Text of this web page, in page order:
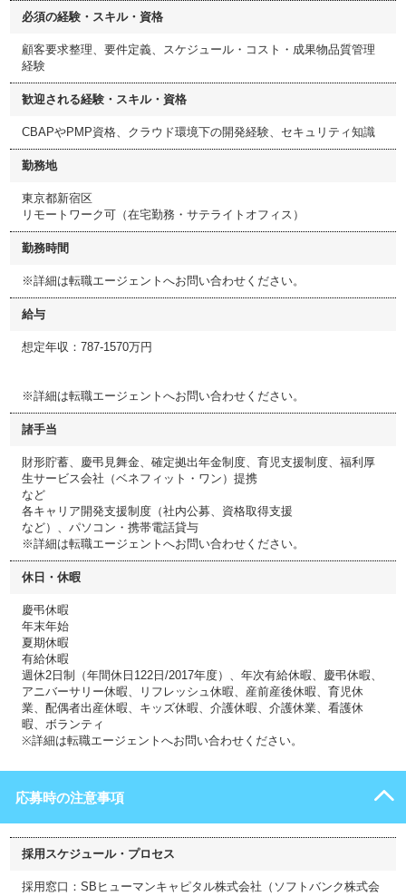
必須の経験・スキル・資格
顧客要求整理、要件定義、スケジュール・コスト・成果物品質管理
経験
歓迎される経験・スキル・資格
CBAPやPMP資格、クラウド環境下の開発経験、セキュリティ知識
勤務地
東京都新宿区
リモートワーク可（在宅勤務・サテライトオフィス）
勤務時間
※詳細は転職エージェントへお問い合わせください。
給与
想定年収：787-1570万円
※詳細は転職エージェントへお問い合わせください。
諸手当
財形貯蓄、慶弔見舞金、確定拠出年金制度、育児支援制度、福利厚
生サービス会社（ベネフィット・ワン）提携
など
各キャリア開発支援制度（社内公募、資格取得支援
など）、パソコン・携帯電話貸与
※詳細は転職エージェントへお問い合わせください。
休日・休暇
慶弔休暇
年末年始
夏期休暇
有給休暇
週休2日制（年間休日122日/2017年度）、年次有給休暇、慶弔休暇、
アニバーサリー休暇、リフレッシュ休暇、産前産後休暇、育児休
業、配偶者出産休暇、キッズ休暇、介護休暇、介護休業、看護休
暇、ボランティ
※詳細は転職エージェントへお問い合わせください。
応募時の注意事項
採用スケジュール・プロセス
採用窓口：SBヒューマンキャピタル株式会社（ソフトバンク株式会